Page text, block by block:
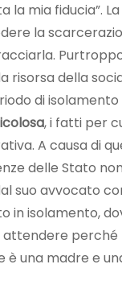
la mia fiducia”.
la
risorsa della
di
, i fatti per
A causa di
delle Stato
suo avvocato
in isolamento,
perché
è una madre e